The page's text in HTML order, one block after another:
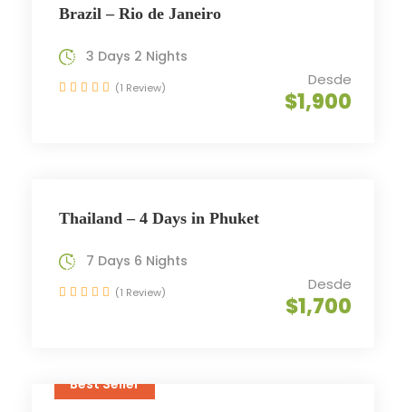
Brazil – Rio de Janeiro
Desde
$1,900
3 Days 2 Nights
(1 Review)
Thailand – 4 Days in Phuket
Desde
$1,700
7 Days 6 Nights
(1 Review)
Best Seller